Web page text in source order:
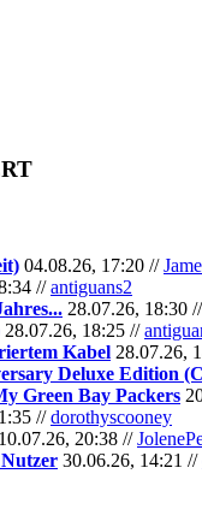
04.08.26, 17:20 //
//antiguans2
28.07.26, 18:30 //
28.07.26, 18:25 //
Kabel 28.07.26,
Deluxe Edition
Green Bay Packers
//dorothyscooney
10.07.26, 20:38 //
30.06.26, 14:21 //